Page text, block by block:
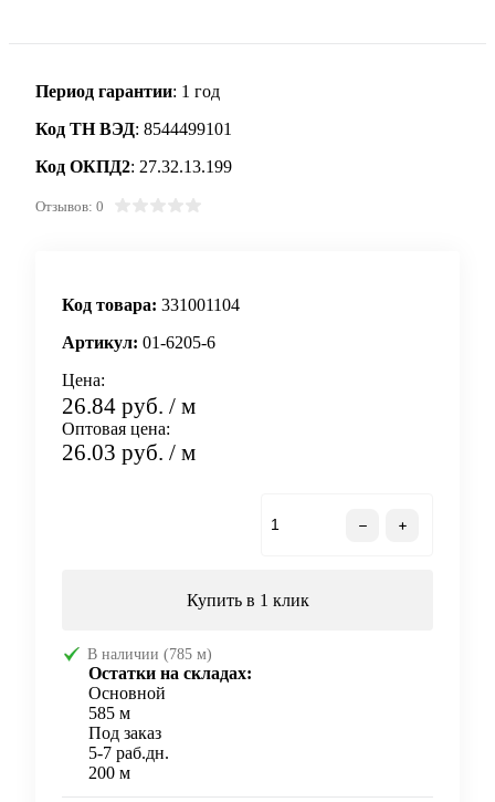
Период гарантии: 1 год
Код ТН ВЭД: 8544499101
Код ОКПД2: 27.32.13.199
Отзывов: 0
Код товара: 331001104
Артикул: 01-6205-6
Цена:
26.84 руб. / м
Оптовая цена:
26.03 руб. / м
Купить в 1 клик
В наличии (785 м)
Остатки на складах:
Основной
585 м
Под заказ
5-7 раб.дн.
200 м